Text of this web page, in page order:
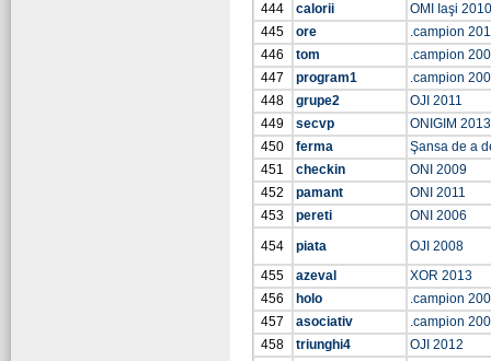
444
calorii
OMI Iaşi 2010
445
ore
.campion
446
tom
.campion
447
program1
.campion
448
grupe2
OJI 2011
449
secvp
ONIGIM 2013
450
ferma
Şansa de a
451
checkin
ONI 2009
452
pamant
ONI 2011
453
pereti
ONI 2006
454
piata
OJI 2008
455
azeval
XOR 2013
456
holo
.campion
457
asociativ
.campion
458
triunghi4
OJI 2012